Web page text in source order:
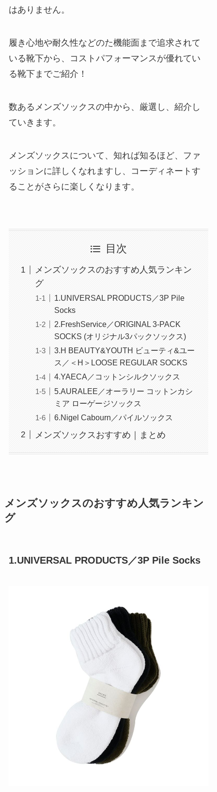
はありません。
履き心地や耐久性などのた機能面まで追求されて
いる靴下から、コストパフォーマンスが優れてい
る靴下までご紹介！
数あるメンズソックスの中から、厳選し、紹介し
ていきます。
メンズソックスについて、知れば知るほど、ファ
ッションに詳しくなれますし、コーディネートす
ることがさらに楽しくなります。
目次
メンズソックスのおすすめ人気ランキン
グ
1.UNIVERSAL PRODUCTS／3P Pile
Socks
2.FreshService／ORIGINAL 3-PACK
SOCKS (オリジナル3パックソックス)
3.H BEAUTY&YOUTH ビューティ&ユー
ス／＜H＞LOOSE REGULAR SOCKS
4.YAECA／コットンシルクソックス
5.AURALEE／オーラリー コットンカシ
ミア ローゲージソックス
6.Nigel Cabourn／パイルソックス
メンズソックスおすすめ｜まとめ
メンズソックスのおすすめ人気ランキン
グ
1.UNIVERSAL PRODUCTS／3P Pile Socks